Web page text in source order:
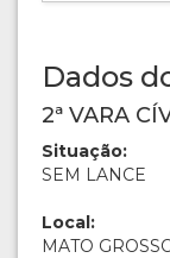
Dados
2ª VARA
Situação:
SEM LANCE
Local:
MATO